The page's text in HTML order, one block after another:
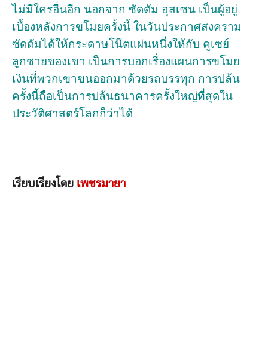
ไม่มีใครอื่นอีก นอกจาก ซัดดัม ฮุสเซน เป็นผู้อยู่
เบื้องหลังการขโมยครั้งนี้ ในวันประกาศสงคราม
ซัดดัมได้ให้กระดาษโน๊ตแผ่นหนึ่งให้กับ คูเซย์
ลูกชายของเขา เป็นการบอกเรื่องแผนการขโมย
เงินที่พวกเขาขนออกมาด้วยรถบรรทุก การปล้น
ครั้งนี้ถือเป็นการปล้นธนาคารครั้งใหญ่ที่สุดใน
ประวัติศาสตร์โลกก็ว่าได้
เรียบเรียงโดย เพชรมายา